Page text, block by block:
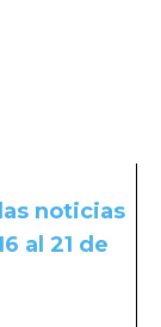
noticias
al 21 de